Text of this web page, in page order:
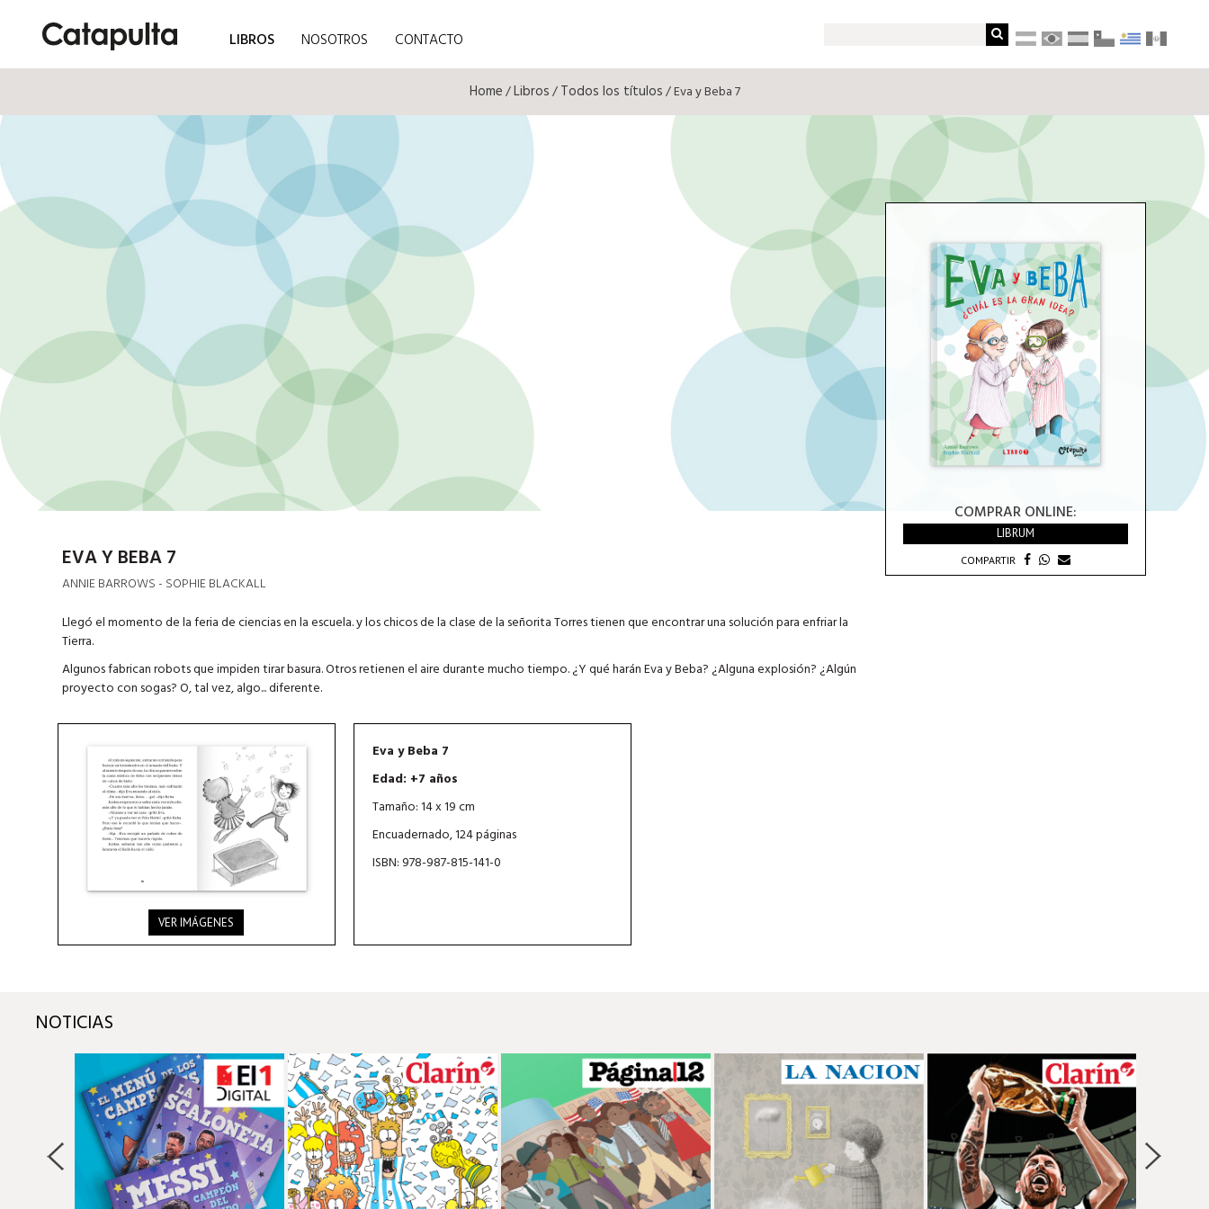
LIBROS NOSOTROS CONTACTO
Home/Libros/Todos los títulos/ Eva y Beba 7
COMPRAR ONLINE:
LIBRUM
COMPARTIR
EVA Y BEBA 7
ANNIE BARROWS - SOPHIE BLACKALL
Llegó el momento de la feria de ciencias en la escuela. y los chicos de la clase de la señorita Torres tienen que encontrar una solución para enfriar la
Tierra.
Algunos fabrican robots que impiden tirar basura. Otros retienen el aire durante mucho tiempo. ¿Y qué harán Eva y Beba? ¿Alguna explosión? ¿Algún
proyecto con sogas? O, tal vez, algo... diferente.
VER IMÁGENES
Eva y Beba 7
Edad: +7 años
Tamaño: 14 x 19 cm
Encuadernado, 124 páginas
ISBN: 978-987-815-141-0
NOTICIAS